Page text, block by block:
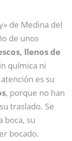
de Medina del
de unos
llenos de
química ni
es su
, porque no han
traslado. Se
boca, su
bocado.